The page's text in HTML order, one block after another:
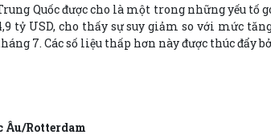
Quốc được cho là một trong những yếu tố
tỷ USD, cho thấy sự suy giảm so với mức
7. Các số liệu thấp hơn này được thúc đẩy
Âu/Rotterdam